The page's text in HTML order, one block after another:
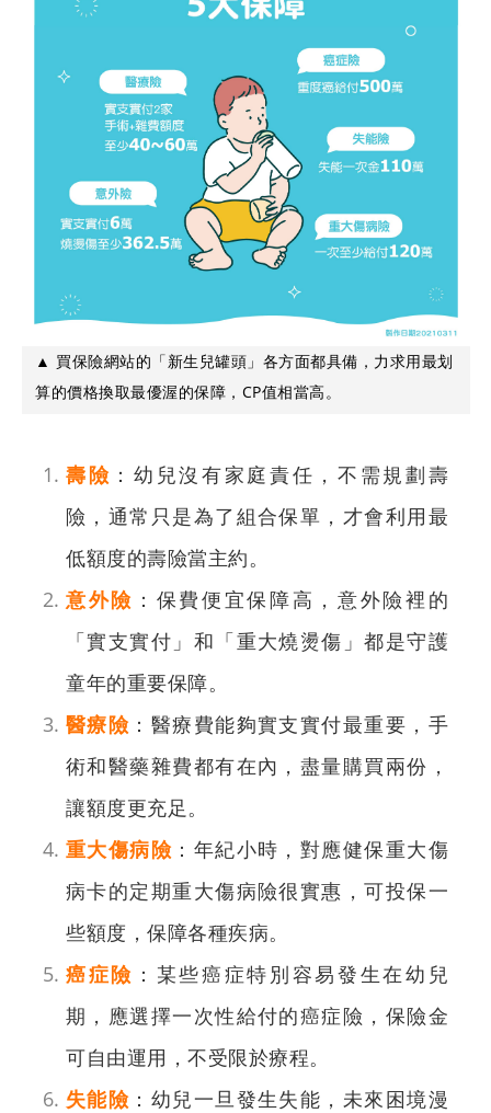
▲ 買保險網站的「新生兒罐頭」各方面都具備，力求用最划
算的價格換取最優渥的保障，CP值相當高。
壽險 ：幼兒沒有家庭責任，不需規劃壽
險，通常只是為了組合保單，才會利用最
低額度的壽險當主約。
意外險 ：保費便宜保障高，意外險裡的
「實支實付」和「重大燒燙傷」都是守護
童年的重要保障。
醫療險 ：醫療費能夠實支實付最重要，手
術和醫藥雜費都有在內，盡量購買兩份，
讓額度更充足。
重大傷病險 ：年紀小時，對應健保重大傷
病卡的定期重大傷病險很實惠，可投保一
些額度，保障各種疾病。
癌症險 ：某些癌症特別容易發生在幼兒
期，應選擇一次性給付的癌症險，保險金
可自由運用，不受限於療程。
失能險 ：幼兒一旦發生失能，未來困境漫